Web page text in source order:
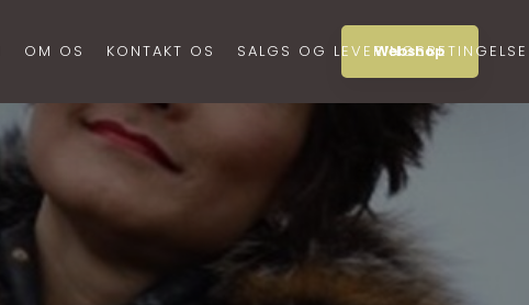
OM OS KONTAKT OS SALGS OG Webshop